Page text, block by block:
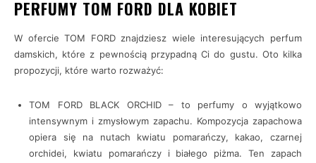
PERFUMY TOM FORD DLA KOBIET
W ofercie TOM FORD znajdziesz wiele interesujących perfum
damskich, które z pewnością przypadną Ci do gustu. Oto kilka
propozycji, które warto rozważyć:
TOM FORD BLACK ORCHID – to perfumy o wyjątkowo
intensywnym i zmysłowym zapachu. Kompozycja zapachowa
opiera się na nutach kwiatu pomarańczy, kakao, czarnej
orchidei, kwiatu pomarańczy i białego piżma. Ten zapach